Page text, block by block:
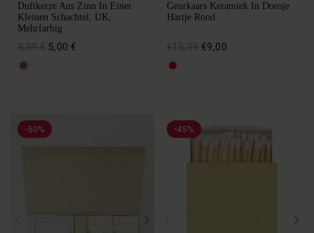
Duftkerze Aus Zinn In Einer
Kleinen Schachtel, UK,
Mehrfarbig
9,99 € 5,00 €
Geurkaars Keramiek In Doosje
Hartje Rood
€16,99 €9,00
-50% -45%